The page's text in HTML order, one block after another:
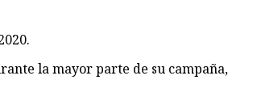
la mayor parte de su campaña,